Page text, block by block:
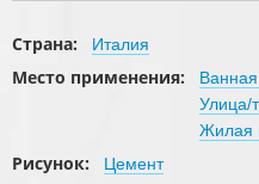
Страна: Италия
Место применения:
Улица/
Жилая
Рисунок: Цемент